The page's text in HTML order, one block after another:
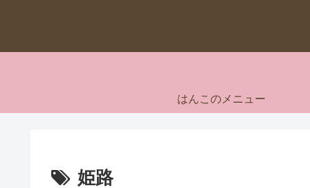
はんこのメニュー
姫路